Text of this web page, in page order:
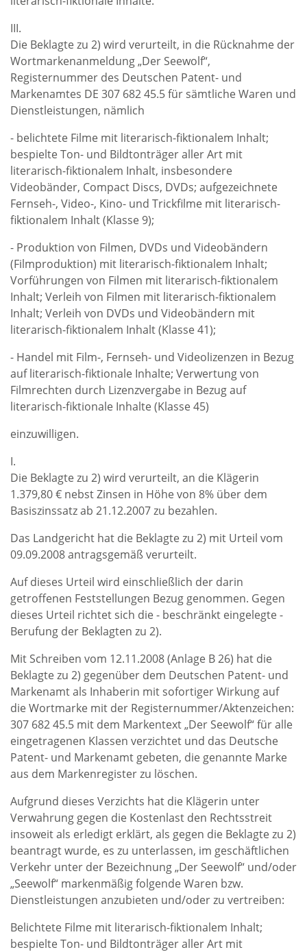
III.
Die Beklagte zu 2) wird verurteilt, in die Rücknahme der
Wortmarkenanmeldung „Der Seewolf“,
Registernummer des Deutschen Patent- und
Markenamtes DE 307 682 45.5 für sämtliche Waren und
Dienstleistungen, nämlich
- belichtete Filme mit literarisch-fiktionalem Inhalt;
bespielte Ton- und Bildtonträger aller Art mit
literarisch-fiktionalem Inhalt, insbesondere
Videobänder, Compact Discs, DVDs; aufgezeichnete
Fernseh-, Video-, Kino- und Trickfilme mit literarisch-
fiktionalem Inhalt (Klasse 9);
- Produktion von Filmen, DVDs und Videobändern
(Filmproduktion) mit literarisch-fiktionalem Inhalt;
Vorführungen von Filmen mit literarisch-fiktionalem
Inhalt; Verleih von Filmen mit literarisch-fiktionalem
Inhalt; Verleih von DVDs und Videobändern mit
literarisch-fiktionalem Inhalt (Klasse 41);
- Handel mit Film-, Fernseh- und Videolizenzen in Bezug
auf literarisch-fiktionale Inhalte; Verwertung von
Filmrechten durch Lizenzvergabe in Bezug auf
literarisch-fiktionale Inhalte (Klasse 45)
einzuwilligen.
I.
Die Beklagte zu 2) wird verurteilt, an die Klägerin
1.379,80 € nebst Zinsen in Höhe von 8% über dem
Basiszinssatz ab 21.12.2007 zu bezahlen.
Das Landgericht hat die Beklagte zu 2) mit Urteil vom
09.09.2008 antragsgemäß verurteilt.
Auf dieses Urteil wird einschließlich der darin
getroffenen Feststellungen Bezug genommen. Gegen
dieses Urteil richtet sich die - beschränkt eingelegte -
Berufung der Beklagten zu 2).
Mit Schreiben vom 12.11.2008 (Anlage B 26) hat die
Beklagte zu 2) gegenüber dem Deutschen Patent- und
Markenamt als Inhaberin mit sofortiger Wirkung auf
die Wortmarke mit der Registernummer/Aktenzeichen:
307 682 45.5 mit dem Markentext „Der Seewolf“ für alle
eingetragenen Klassen verzichtet und das Deutsche
Patent- und Markenamt gebeten, die genannte Marke
aus dem Markenregister zu löschen.
Aufgrund dieses Verzichts hat die Klägerin unter
Verwahrung gegen die Kostenlast den Rechtsstreit
insoweit als erledigt erklärt, als gegen die Beklagte zu 2)
beantragt wurde, es zu unterlassen, im geschäftlichen
Verkehr unter der Bezeichnung „Der Seewolf“ und/oder
„Seewolf“ markenmäßig folgende Waren bzw.
Dienstleistungen anzubieten und/oder zu vertreiben:
Belichtete Filme mit literarisch-fiktionalem Inhalt;
bespielte Ton- und Bildtonträger aller Art mit